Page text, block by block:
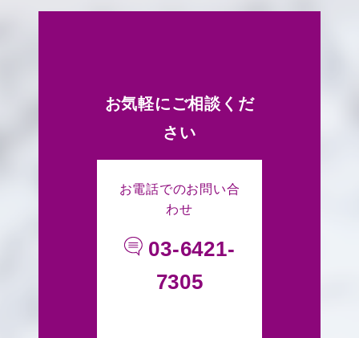
お気軽にご相談くだ
さい
お電話でのお問い合
わせ
03-6421-
7305